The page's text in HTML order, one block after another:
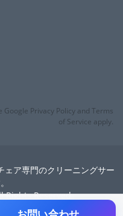
Privacy Policy and Terms
of Service apply.
ェア専門のクリーニングサー
Rights Reserved